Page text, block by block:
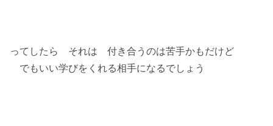
ってしたら それは 付き合うのは苦手かもだけど
でもいい学びをくれる相手になるでしょう